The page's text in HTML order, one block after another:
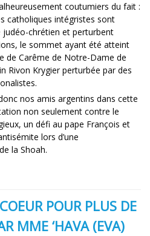
coutumiers du fait :
catholiques intégristes sont
judéo-chrétien et perturbent
le sommet ayant été atteint
de Carême de Notre-Dame de
Rivon Krygier perturbée par des
nos amis argentins dans cette
non seulement contre le
un défi au pape François et
lors d’une
la Shoah.
POUR PLUS DE
MME ‘HAVA (EVA)